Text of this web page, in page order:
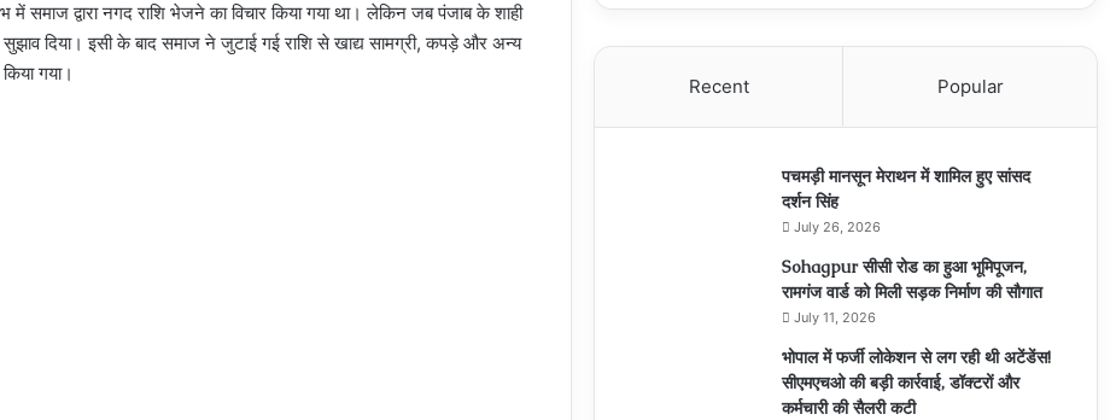
समाज द्वारा नगद राशि भेजने का विचार किया गया था। लेकिन जब पंजाब के शाही
दिया। इसी के बाद समाज ने जुटाई गई राशि से खाद्य सामग्री, कपड़े और अन्य
गया।
Recent Popular
पचमड़ी मानसून मेराथन में शामिल हुए सांसद
दर्शन सिंह
July 26, 2026
Sohagpur सीसी रोड का हुआ भूमिपूजन,
रामगंज वार्ड को मिली सड़क निर्माण की सौगात
July 11, 2026
भोपाल में फर्जी लोकेशन से लग रही थी अटेंडेंस!
सीएमएचओ की बड़ी कार्रवाई, डॉक्टरों और
कर्मचारी की सैलरी कटी